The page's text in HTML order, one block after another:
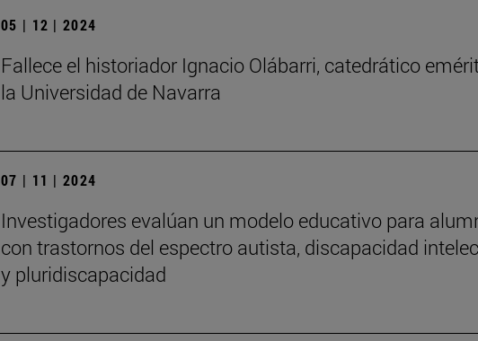
05 | 12 | 2024
Fallece el historiador Ignacio Olábarri, catedrático
la Universidad de Navarra
07 | 11 | 2024
Investigadores evalúan un modelo educativo para
con trastornos del espectro autista, discapacidad
y pluridiscapacidad